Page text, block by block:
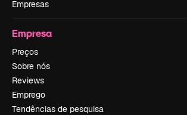
Empresas
Empresa
Preços
Sobre nós
Reviews
Emprego
Tendências de pesquisa